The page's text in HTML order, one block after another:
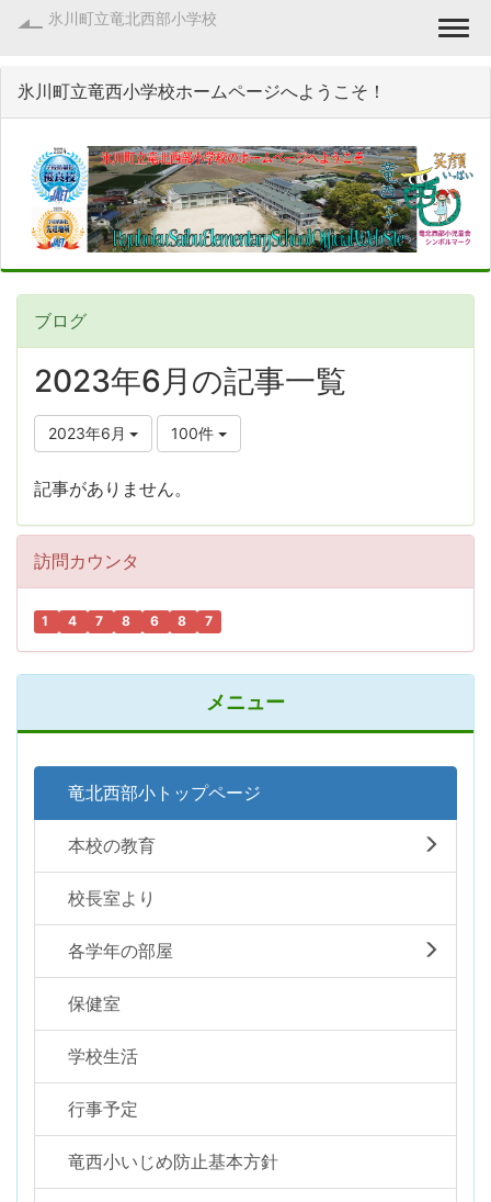
氷川町立竜北西部小学校
氷川町立竜西小学校ホームページへようこそ！
ブログ
2023年6月の記事一覧
2023年6月 100件
記事がありません。
訪問カウンタ
1 4 7 8 6 8 7
メニュー
竜北西部小トップページ
本校の教育
校長室より
各学年の部屋
保健室
学校生活
行事予定
竜西小いじめ防止基本方針